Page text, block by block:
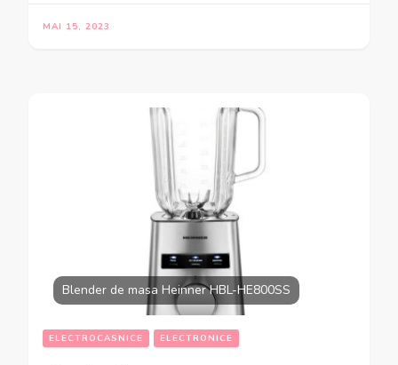
MAI 15, 2023
Blender de masa Heinner HBL-HE800SS
ELECTROCASNICE ELECTRONICE